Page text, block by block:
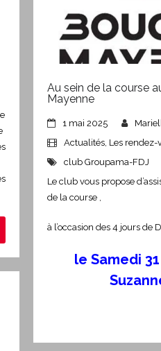
Au sein de la course
Mayenne
1 mai 2025
Actualités, Les
club Groupama-FDJ
Le club vous propose
de la course ,
à l’occasion des 4 jours de
le Samedi